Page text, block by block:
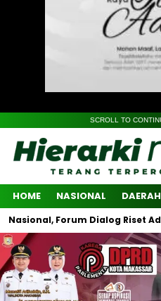
SCROLL TO
HOME NASIONAL DAERAH
Forum Dialog Riset